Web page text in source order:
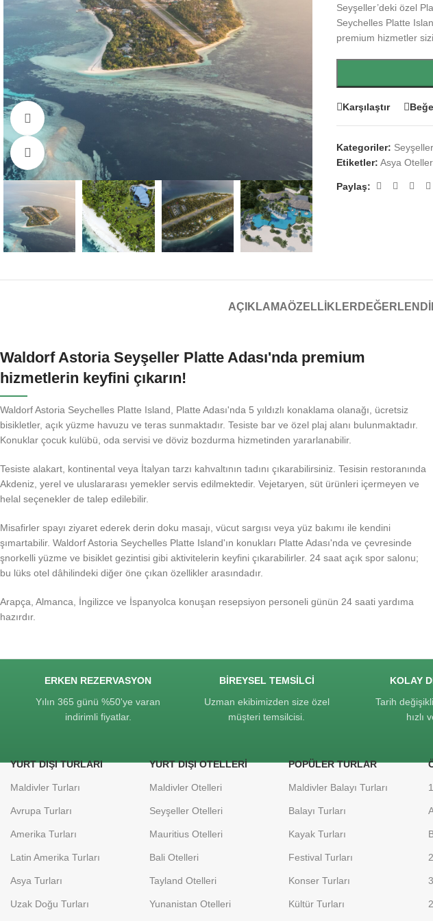
Video İzle
Büyütmek için tıklayın
Seyşeller’deki özel
Seychelles Platte
premium hizmetler
Karşılaştır
Kategoriler:
Etiketler: Asya
Paylaş:
AÇIKLAMAÖZELLIKLER
Waldorf Astoria Seyşeller Platte Adası'nda premium
hizmetlerin keyfini çıkarın!
Waldorf Astoria Seychelles Platte Island, Platte Adası'nda 5 yıldızlı konaklama olanağı, ücretsiz
bisikletler, açık yüzme havuzu ve teras sunmaktadır. Tesiste bar ve özel plaj alanı bulunmaktadır.
Konuklar çocuk kulübü, oda servisi ve döviz bozdurma hizmetinden yararlanabilir.
Tesiste alakart, kontinental veya İtalyan tarzı kahvaltının tadını çıkarabilirsiniz. Tesisin restoranında
Akdeniz, yerel ve uluslararası yemekler servis edilmektedir. Vejetaryen, süt ürünleri içermeyen ve
helal seçenekler de talep edilebilir.
Misafirler spayı ziyaret ederek derin doku masajı, vücut sargısı veya yüz bakımı ile kendini
şımartabilir. Waldorf Astoria Seychelles Platte Island'ın konukları Platte Adası'nda ve çevresinde
şnorkelli yüzme ve bisiklet gezintisi gibi aktivitelerin keyfini çıkarabilirler. 24 saat açık spor salonu;
bu lüks otel dâhilindeki diğer öne çıkan özellikler arasındadır.
Arapça, Almanca, İngilizce ve İspanyolca konuşan resepsiyon personeli günün 24 saati yardıma
hazırdır.
ERKEN REZERVASYON
Yılın 365 günü %50'ye varan
indirimli fiyatlar.
BIREYSEL TEMSILCI
Uzman ekibimizden size özel
müşteri temsilcisi.
KOLAY
Tarih
hızlı
YURT DIŞI TURLARI
Maldivler Turları
Avrupa Turları
Amerika Turları
Latin Amerika Turları
Asya Turları
Uzak Doğu Turları
YURT DIŞI OTELLERI
Maldivler Otelleri
Seyşeller Otelleri
Mauritius Otelleri
Bali Otelleri
Tayland Otelleri
Yunanistan Otelleri
POPÜLER TURLAR
Maldivler Balayı Turları
Balayı Turları
Kayak Turları
Festival Turları
Konser Turları
Kültür Turları